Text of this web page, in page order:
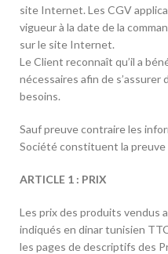
site Internet. Les CGV
vigueur à la date de la
sur le site Internet.
Le Client reconnaît qu’il a
nécessaires afin de s’assurer
besoins.
Sauf preuve contraire les
Société constituent la preuve
ARTICLE 1 : PRIX
Les prix des produits vendus
indiqués en dinar tunisien
les pages de descriptifs des